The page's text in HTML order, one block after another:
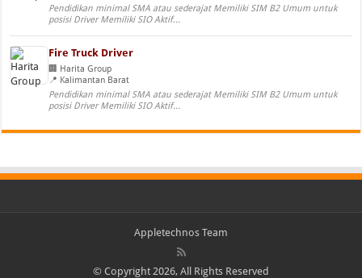
Pendidikan minimal SMA atau sederajat Memiliki SIM B2 Umum untuk
posisi Driver Memiliki SIO Aktif...
Fire Truck Driver
Harita Group
Kalimantan Barat
Pendidikan minimal SMA atau sederajat Memiliki SIM B2 Umum untuk
posisi Driver Memiliki SIO Aktif...
Appletechnos Team
© Copyright 2026, All Rights Reserved